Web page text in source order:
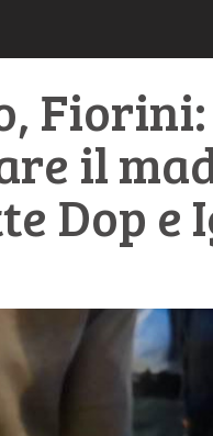
Fiorini:
il
Dop e